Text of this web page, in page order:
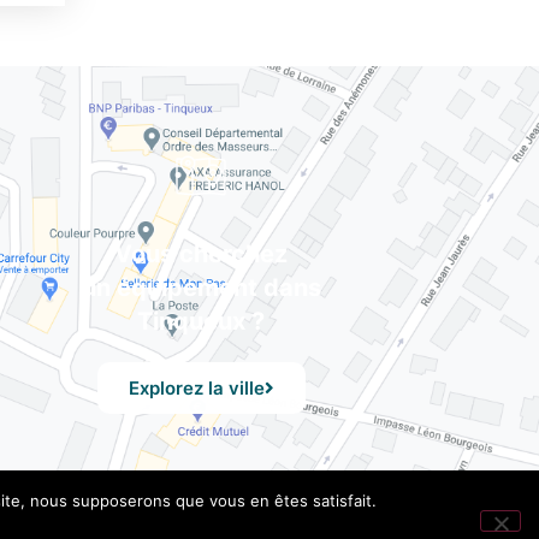
Vous cherchez
un équipement dans
Tinqueux ?
Explorez la ville
nous supposerons que vous en êtes satisfait.